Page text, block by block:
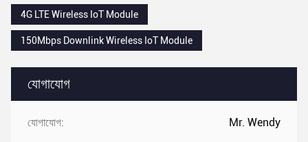
যোগাযোগ
যোগাযোগ: Mr. Wendy
4G LTE Wireless IoT Module
150Mbps Downlink Wireless IoT Module